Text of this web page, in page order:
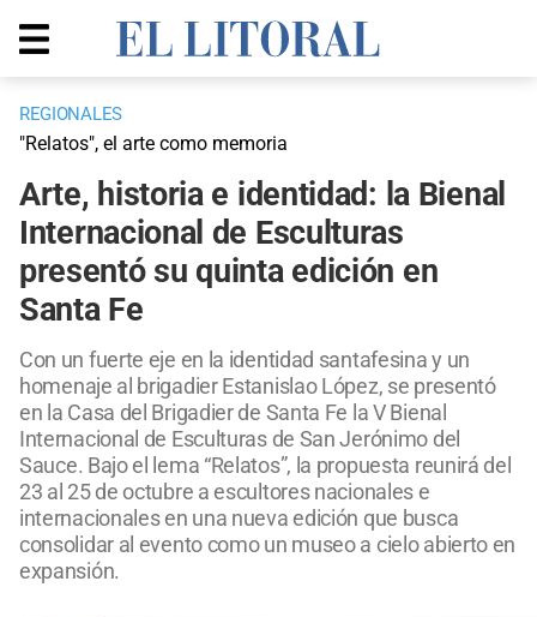
REGIONALES
"Relatos", el arte como memoria
Arte, historia e identidad: la Bienal
Internacional de Esculturas
presentó su quinta edición en
Santa Fe
Con un fuerte eje en la identidad santafesina y un
homenaje al brigadier Estanislao López, se presentó
en la Casa del Brigadier de Santa Fe la V Bienal
Internacional de Esculturas de San Jerónimo del
Sauce. Bajo el lema “Relatos”, la propuesta reunirá del
23 al 25 de octubre a escultores nacionales e
internacionales en una nueva edición que busca
consolidar al evento como un museo a cielo abierto en
expansión.